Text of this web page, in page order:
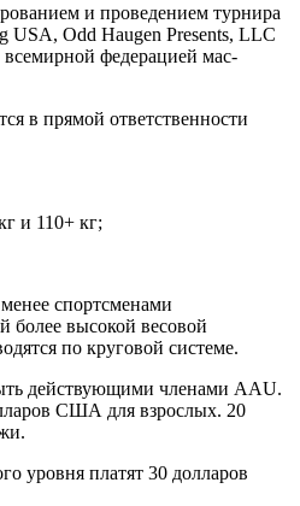
и проведением турнира
USA, Odd Haugen Presents, LLC
федерацией мас-
в прямой ответственности
и 110+ кг;
спортсменами
более высокой весовой
по круговой системе.
действующими членами AAU.
США для взрослых. 20
уровня платят 30 долларов